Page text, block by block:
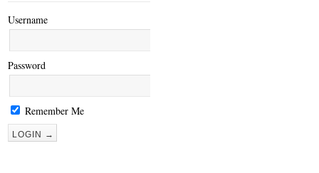
Username
Password
Remember Me